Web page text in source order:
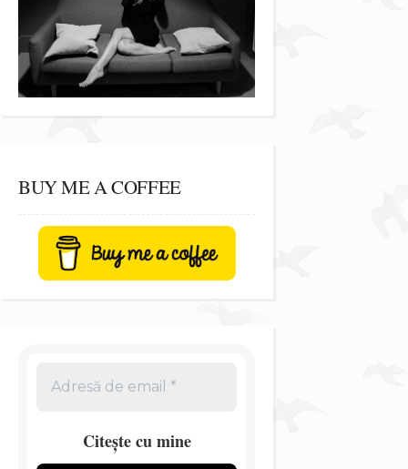
BUY ME A COFFEE
Citește cu mine